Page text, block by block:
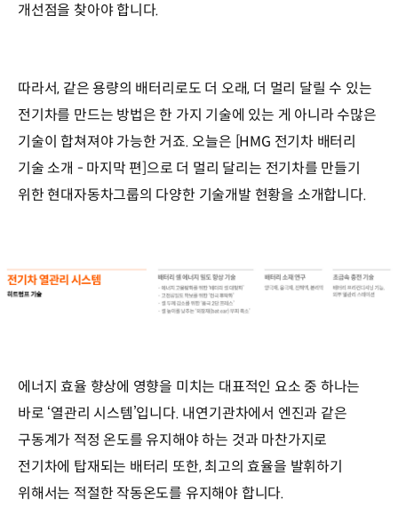
개선점을 찾아야 합니다.
따라서, 같은 용량의 배터리로도 더 오래, 더 멀리 달릴 수 있는
전기차를 만드는 방법은 한 가지 기술에 있는 게 아니라 수많은
기술이 합쳐져야 가능한 거죠. 오늘은 [HMG 전기차 배터리
기술 소개 - 마지막 편]으로 더 멀리 달리는 전기차를 만들기
위한 현대자동차그룹의 다양한 기술개발 현황을 소개합니다.
에너지 효율 향상에 영향을 미치는 대표적인 요소 중 하나는
바로 ‘열관리 시스템’입니다. 내연기관차에서 엔진과 같은
구동계가 적정 온도를 유지해야 하는 것과 마찬가지로
전기차에 탑재되는 배터리 또한, 최고의 효율을 발휘하기
위해서는 적절한 작동온도를 유지해야 합니다.